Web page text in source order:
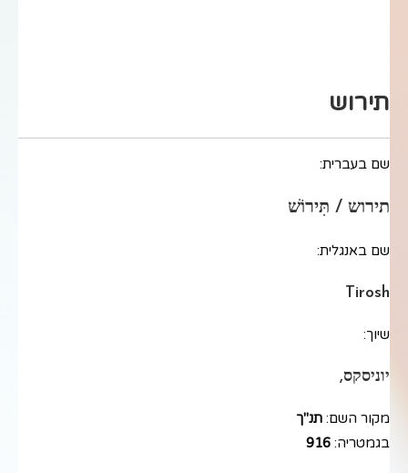
תירוש
שם בעברית:
תירוש / תִּירוֹשׁ
שם באנגלית:
Tirosh
שיוך:
יוניסקס,
מקור השם: תנ"ך
בגמטריה: 916